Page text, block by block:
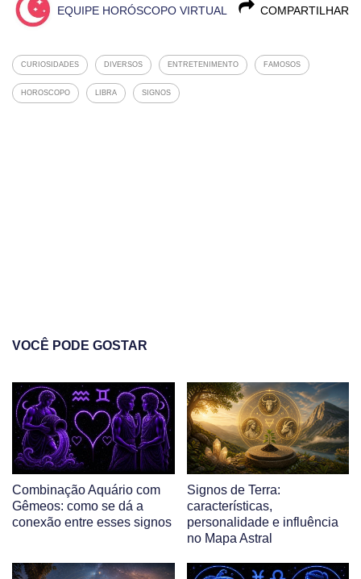
COMPARTILHAR
EQUIPE HORÓSCOPO VIRTUAL
CURIOSIDADES DIVERSOS ENTRETENIMENTO FAMOSOS
HOROSCOPO LIBRA SIGNOS
VOCÊ PODE GOSTAR
Combinação Aquário com
Gêmeos: como se dá a
conexão entre esses signos
Signos de Terra:
características,
personalidade e influência
no Mapa Astral